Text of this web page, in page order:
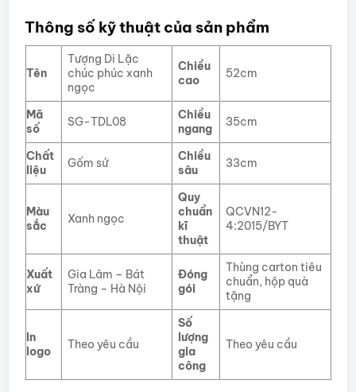
Thông số kỹ thuật của sản phẩm
Tên
Tượng Di Lặc
chúc phúc xanh
ngọc
Chiều
cao
52cm
Mã
số
SG-TDL08
Chiều
ngang
35cm
Chất
liệu
Gốm sứ
Chiều
sâu
33cm
Màu
sắc
Xanh ngọc
Quy
chuẩn
kĩ
thuật
QCVN12-
4:2015/BYT
Xuất
xứ
Gia Lâm – Bát
Tràng – Hà Nội
Đóng
gói
Thùng carton tiêu
chuẩn, hộp quà
tặng
In
logo
Theo yêu cầu
Số
lượng
gia
công
Theo yêu cầu